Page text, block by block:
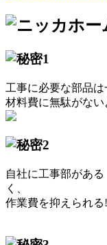
工事に必要な部品
材料費に無駄がな
自社に工事部がある
く、
作業費を抑えられる!